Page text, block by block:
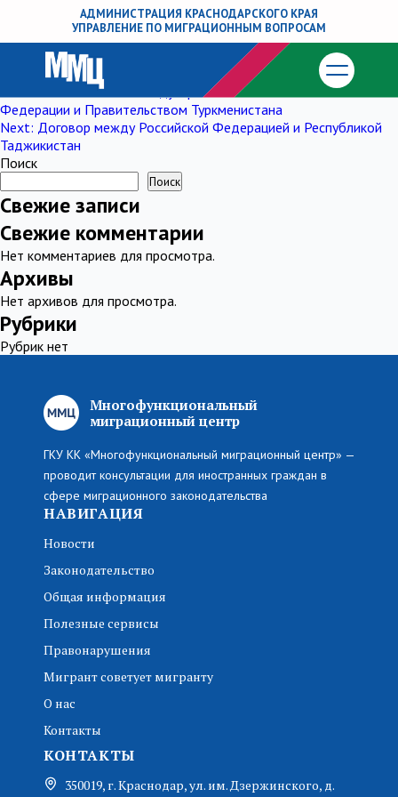
АДМИНИСТРАЦИЯ КРАСНОДАРСКОГО КРАЯ
УПРАВЛЕНИЕ ПО МИГРАЦИОННЫМ ВОПРОСАМ
Соглашение между Республикой
Беларусь, Республикой Казахстан,
Кыргызской Республикой и РФ
Навигация
по
записям
Соглашение между Правительством Российской
Федерации и Правительством Туркменистана
Next: Договор между Российской Федерацией и Республикой
Таджикистан
Поиск
Поиск
Свежие записи
Свежие комментарии
Нет комментариев для просмотра.
Архивы
Нет архивов для просмотра.
Рубрики
Рубрик нет
Многофункциональный
миграционный центр
ГКУ КК «Многофункциональный миграционный центр» —
проводит консультации для иностранных граждан в
сфере миграционного законодательства
НАВИГАЦИЯ
Новости
Законодательство
Общая информация
Полезные сервисы
Правонарушения
Мигрант советует мигранту
О нас
Контакты
КОНТАКТЫ
350019, г. Краснодар, ул. им. Дзержинского, д.